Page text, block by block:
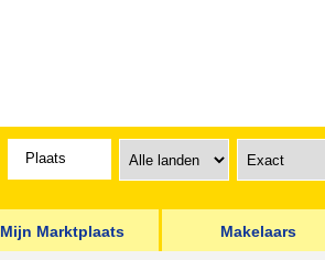
Mijn Marktplaats Makelaars